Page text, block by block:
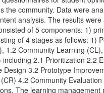
the community. Data were
analysis. The results
of 5 components: 1)
of 4 stages as follows: 1)
1.2 Community Learning
2.1 Prioritization 2.2
Design 3.2 Prototype
4.2 Community
The learning